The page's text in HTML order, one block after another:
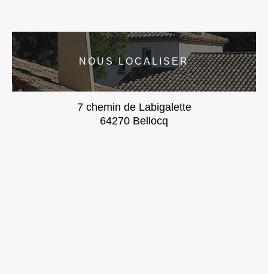
NOUS LOCALISER
7 chemin de Labigalette
64270 Bellocq